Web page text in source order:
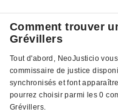
Comment trouver
Grévillers
Tout d'abord, NeoJusticio
commissaire de justice
synchronisés et font
pourrez choisir parmi les 0
Grévillers.